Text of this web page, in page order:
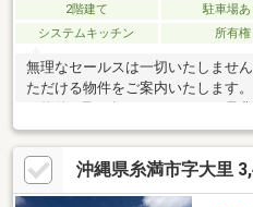
2階建て 駐車場あ
システムキッチン
所有権
無理なセールスは一切いたしませ
ただける物件をご案内いたします
の物件を取り扱っております。是
す！
沖縄県糸満市字大里